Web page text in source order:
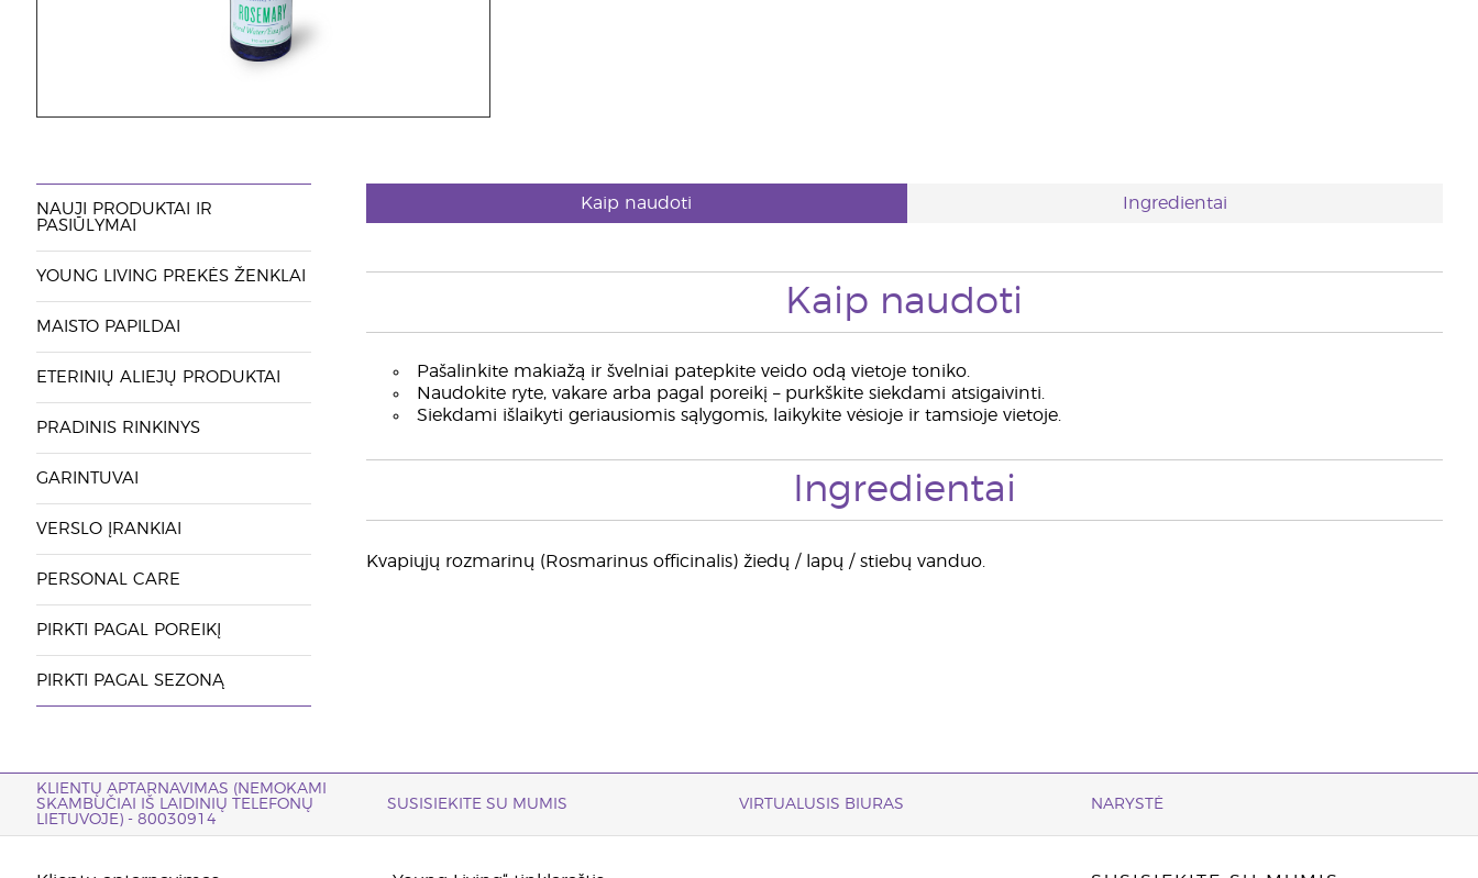
NAUJI PRODUKTAI IR
PASIŪLYMAI
YOUNG LIVING PREKĖS ŽENKLAI
MAISTO PAPILDAI
ETERINIŲ ALIEJŲ PRODUKTAI
PRADINIS RINKINYS
GARINTUVAI
VERSLO ĮRANKIAI
PERSONAL CARE
PIRKTI PAGAL POREIKĮ
PIRKTI PAGAL SEZONĄ
Kaip naudoti Ingredientai
Kaip naudoti
Pašalinkite makiažą ir švelniai patepkite veido odą vietoje toniko.
Naudokite ryte, vakare arba pagal poreikį – purkškite siekdami atsigaivinti.
Siekdami išlaikyti geriausiomis sąlygomis, laikykite vėsioje ir tamsioje vietoje.
Ingredientai
Kvapiųjų rozmarinų (Rosmarinus officinalis) žiedų / lapų / stiebų vanduo.
KLIENTŲ APTARNAVIMAS (NEMOKAMI
SKAMBUČIAI IŠ LAIDINIŲ TELEFONŲ
LIETUVOJE) - 80030914
SUSISIEKITE SU MUMIS VIRTUALUSIS BIURAS NARYSTĖ